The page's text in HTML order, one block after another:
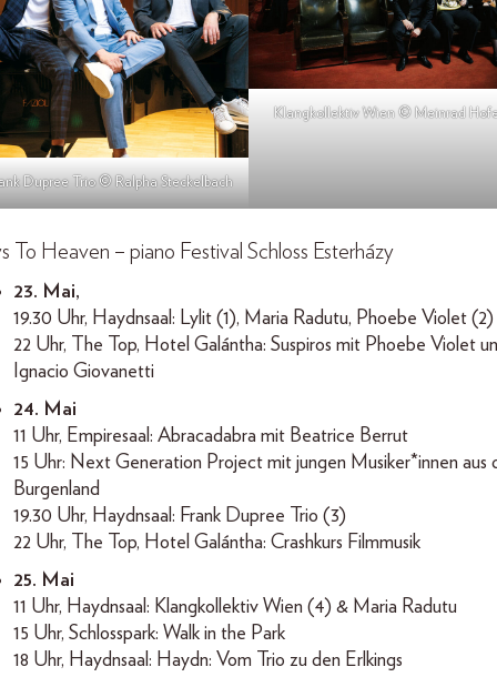
Dupree Trio © Ralpha Steckelbach
Klangkollektiv Wien © Meinrad
To Heaven – piano Festival Schloss Esterházy
23. Mai,
19.30 Uhr, Haydnsaal: Lylit (1), Maria Radutu, Phoebe Violet (2)
22 Uhr, The Top, Hotel Galántha: Suspiros mit Phoebe Violet
Ignacio Giovanetti
24. Mai
11 Uhr, Empiresaal: Abracadabra mit Beatrice Berrut
15 Uhr: Next Generation Project mit jungen Musiker*innen aus
Burgenland
19.30 Uhr, Haydnsaal: Frank Dupree Trio (3)
22 Uhr, The Top, Hotel Galántha: Crashkurs Filmmusik
25. Mai
11 Uhr, Haydnsaal: Klangkollektiv Wien (4) & Maria Radutu
15 Uhr, Schlosspark: Walk in the Park
18 Uhr, Haydnsaal: Haydn: Vom Trio zu den Erlkings